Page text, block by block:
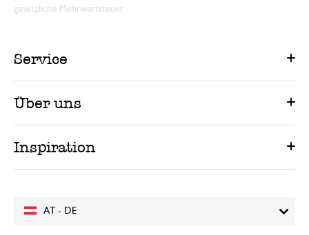
AT - DE
gesetzliche Mehrwertsteuer.
Service
Über uns
Inspiration